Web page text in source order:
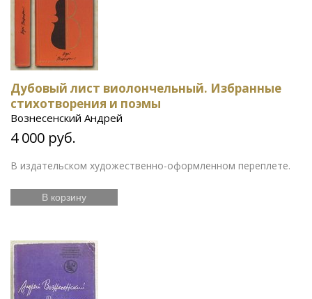
Дубовый лист виолончельный. Избранные
стихотворения и поэмы
Вознесенский Андрей
4 000 руб.
В издательском художественно-оформленном переплете.
В корзину